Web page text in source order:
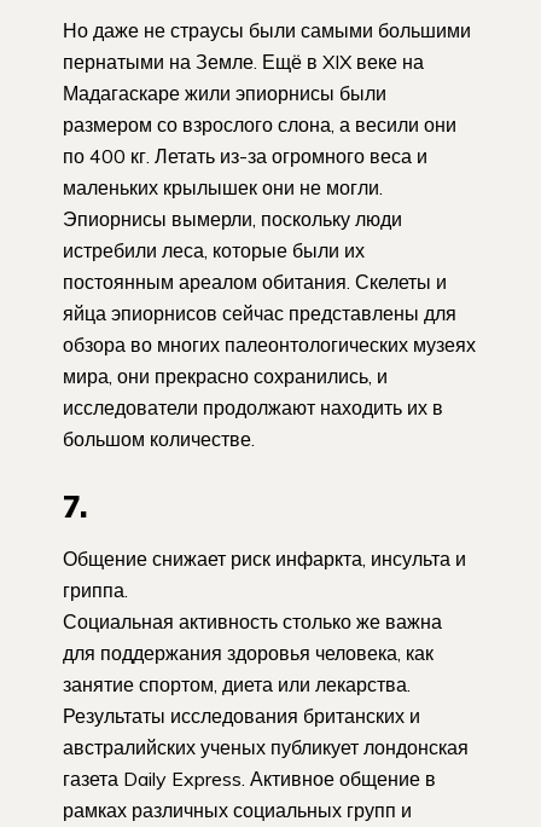
Но даже не страусы были самыми большими
пернатыми на Земле. Ещё в XIX веке на
Мадагаскаре жили эпиорнисы были
размером со взрослого слона, а весили они
по 400 кг. Летать из-за огромного веса и
маленьких крылышек они не могли.
Эпиорнисы вымерли, поскольку люди
истребили леса, которые были их
постоянным ареалом обитания. Скелеты и
яйца эпиорнисов сейчас представлены для
обзора во многих палеонтологических музеях
мира, они прекрасно сохранились, и
исследователи продолжают находить их в
большом количестве.
7.
Общение снижает риск инфаркта, инсульта и
гриппа.
Социальная активность столько же важна
для поддержания здоровья человека, как
занятие спортом, диета или лекарства.
Результаты исследования британских и
австралийских ученых публикует лондонская
газета Daily Express. Активное общение в
рамках различных социальных групп и